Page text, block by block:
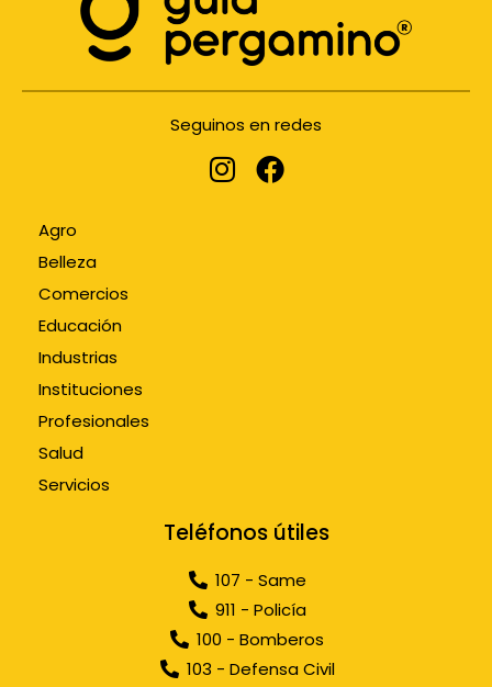
Seguinos en redes
Agro
Belleza
Comercios
Educación
Industrias
Instituciones
Profesionales
Salud
Servicios
Teléfonos útiles
107 - Same
911 - Policía
100 - Bomberos
103 - Defensa Civil